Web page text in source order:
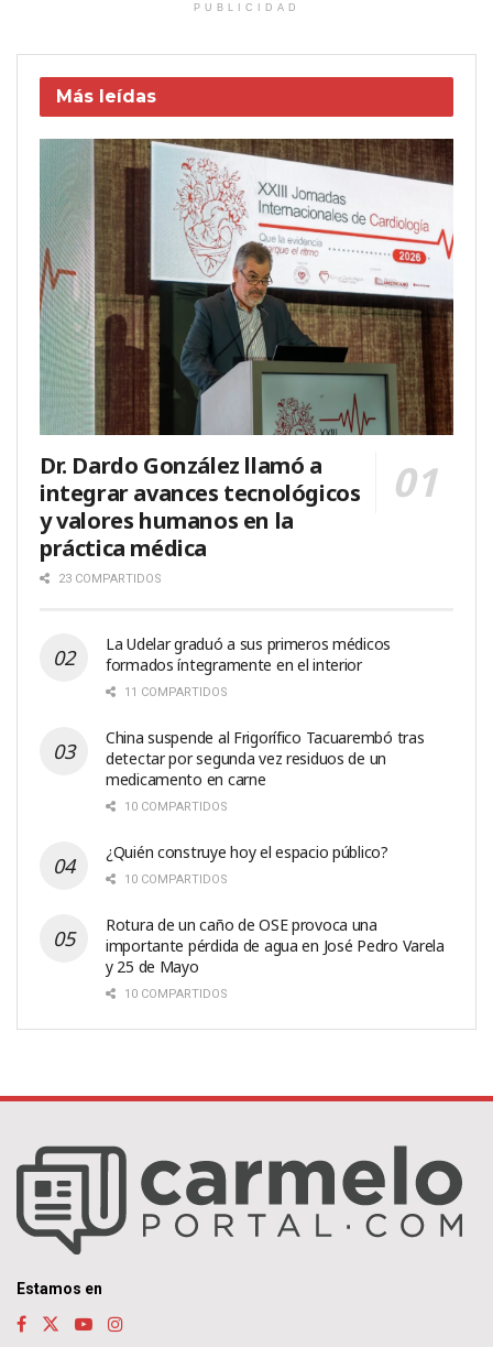
PUBLICIDAD
Más leídas
Dr. Dardo González llamó a
integrar avances tecnológicos
y valores humanos en la
práctica médica
23 COMPARTIDOS
La Udelar graduó a sus primeros médicos
formados íntegramente en el interior
11 COMPARTIDOS
China suspende al Frigorífico Tacuarembó tras
detectar por segunda vez residuos de un
medicamento en carne
10 COMPARTIDOS
¿Quién construye hoy el espacio público?
10 COMPARTIDOS
Rotura de un caño de OSE provoca una
importante pérdida de agua en José Pedro Varela
y 25 de Mayo
10 COMPARTIDOS
Estamos en